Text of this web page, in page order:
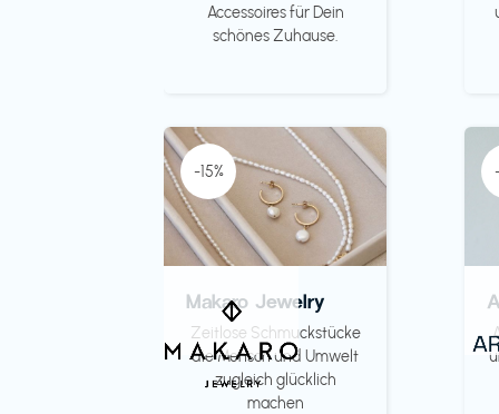
Accessoires für Dein
schönes Zuhause.
-15%
Makaro Jewelry
Zeitlose Schmuckstücke
die Mensch und Umwelt
zugleich glücklich
machen